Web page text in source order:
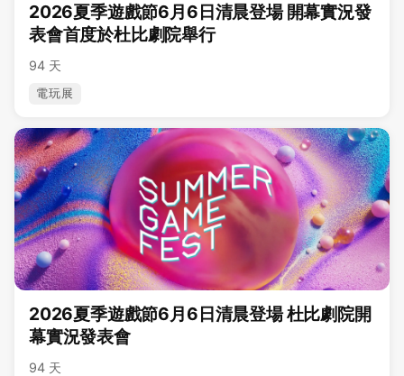
2026夏季遊戲節6月6日清晨登場 開幕實況發
表會首度於杜比劇院舉行
94 天
電玩展
2026夏季遊戲節6月6日清晨登場 杜比劇院開
幕實況發表會
94 天